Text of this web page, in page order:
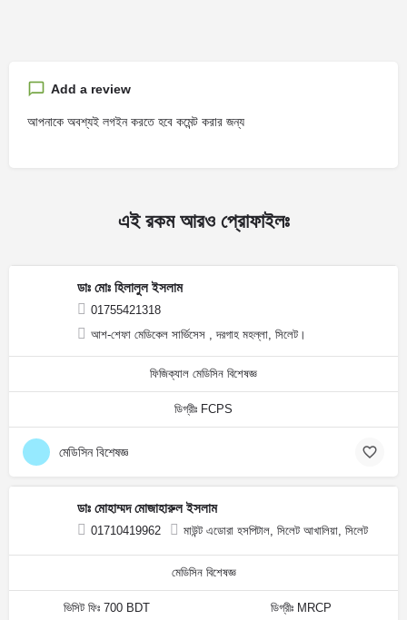
Add a review
আপনাকে অবশ্যই লগইন করতে হবে কমেন্ট করার জন্য
এই রকম আরও প্রোফাইলঃ
ডাঃ মোঃ হিলালুল ইসলাম
01755421318
আশ-শেফা মেডিকেল সার্ভিসেস , দরগাহ মহল্লা, সিলেট।
ফিজিক্যাল মেডিসিন বিশেষজ্ঞ
ডিগ্রীঃ FCPS
মেডিসিন বিশেষজ্ঞ
ডাঃ মোহাম্মদ মোজাহারুল ইসলাম
01710419962 মাউন্ট এডোরা হসপিটাল, সিলেট আখালিয়া, সিলেট
মেডিসিন বিশেষজ্ঞ
ভিসিট ফিঃ 700 BDT ডিগ্রীঃ MRCP